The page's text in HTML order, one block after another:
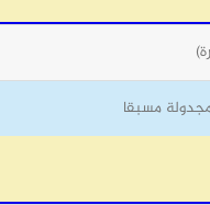
مجدولة مسبقا